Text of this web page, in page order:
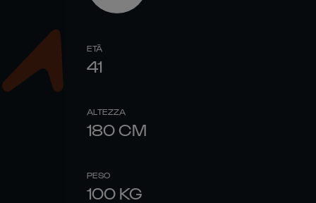
ETÀ
41
ALTEZZA
180 CM
PESO
100 KG